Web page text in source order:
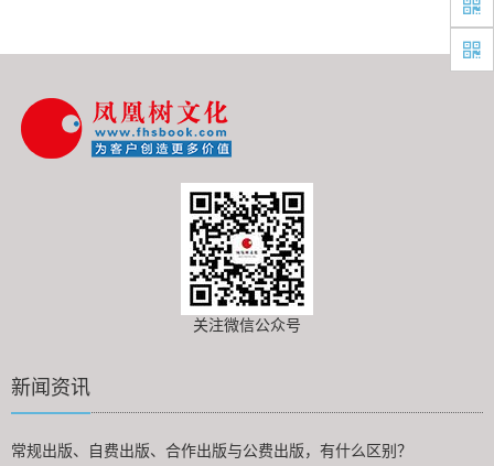
关注微信公众号
新闻资讯
常规出版、自费出版、合作出版与公费出版，有什么区别？